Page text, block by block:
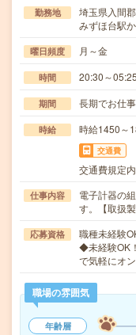
勤務地
埼玉県入間郡
みずほ台駅
曜日頻度 月～金
時間 20:30～05:25
期間 長期でお仕
時給 時給1450～
交通費
交通費規定
仕事内容
電子計器の
す。【取扱
応募資格
職種未経験
◆未経験OK
で気軽にオ
職場の雰囲気
年齢層